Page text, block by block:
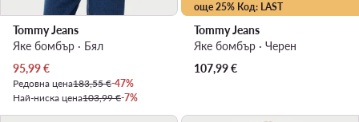
Tommy Jeans
Яке бомбър · Бял
Актуална цена
95,99€
Редовна цена183,55 €-47%
Най-ниска цена103,99 €-7%
още 25% Код: LAST
Tommy Jeans
Яке бомбър · Черен
107,99€